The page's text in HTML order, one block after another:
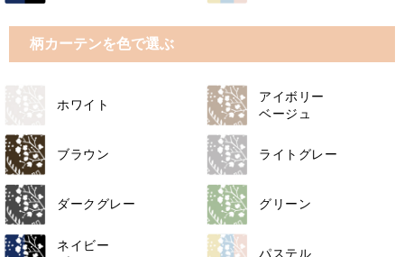
柄カーテンを色で選ぶ
ホワイト
アイボリー
ベージュ
ブラウン ライトグレー
ダークグレー グリーン
ネイビー
パステル